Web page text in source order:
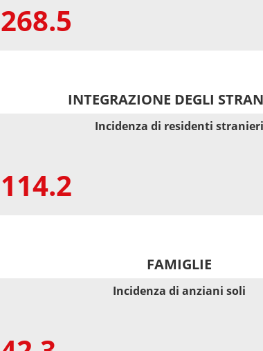
268.5
INTEGRAZIONE DEGLI
114.2
Incidenza di residenti stranieri
FAMIGLIE
Incidenza di anziani soli